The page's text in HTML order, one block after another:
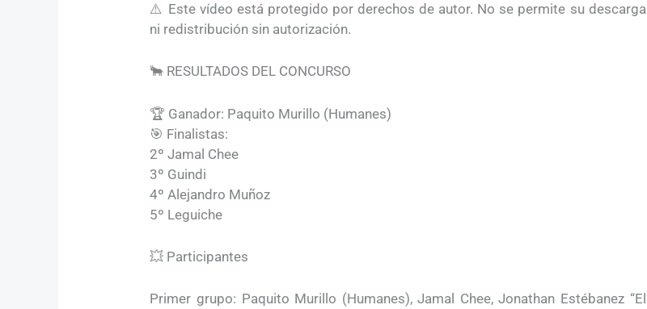
⚠️ Este vídeo está protegido por derechos de autor. No se permite su descarga
ni redistribución sin autorización.
🐂 RESULTADOS DEL CONCURSO
🏆 Ganador: Paquito Murillo (Humanes)
🎯 Finalistas:
2º Jamal Chee
3º Guindi
4º Alejandro Muñoz
5º Leguiche
💥 Participantes
Primer grupo: Paquito Murillo (Humanes), Jamal Chee, Jonathan Estébanez “El